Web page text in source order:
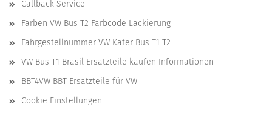
Callback Service
Farben VW Bus T2 Farbcode Lackierung
Fahrgestellnummer VW Käfer Bus T1 T2
VW Bus T1 Brasil Ersatzteile kaufen Informationen
BBT4VW BBT Ersatzteile für VW
Cookie Einstellungen